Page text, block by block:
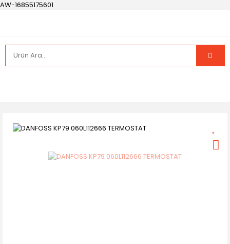
AW-16855175601